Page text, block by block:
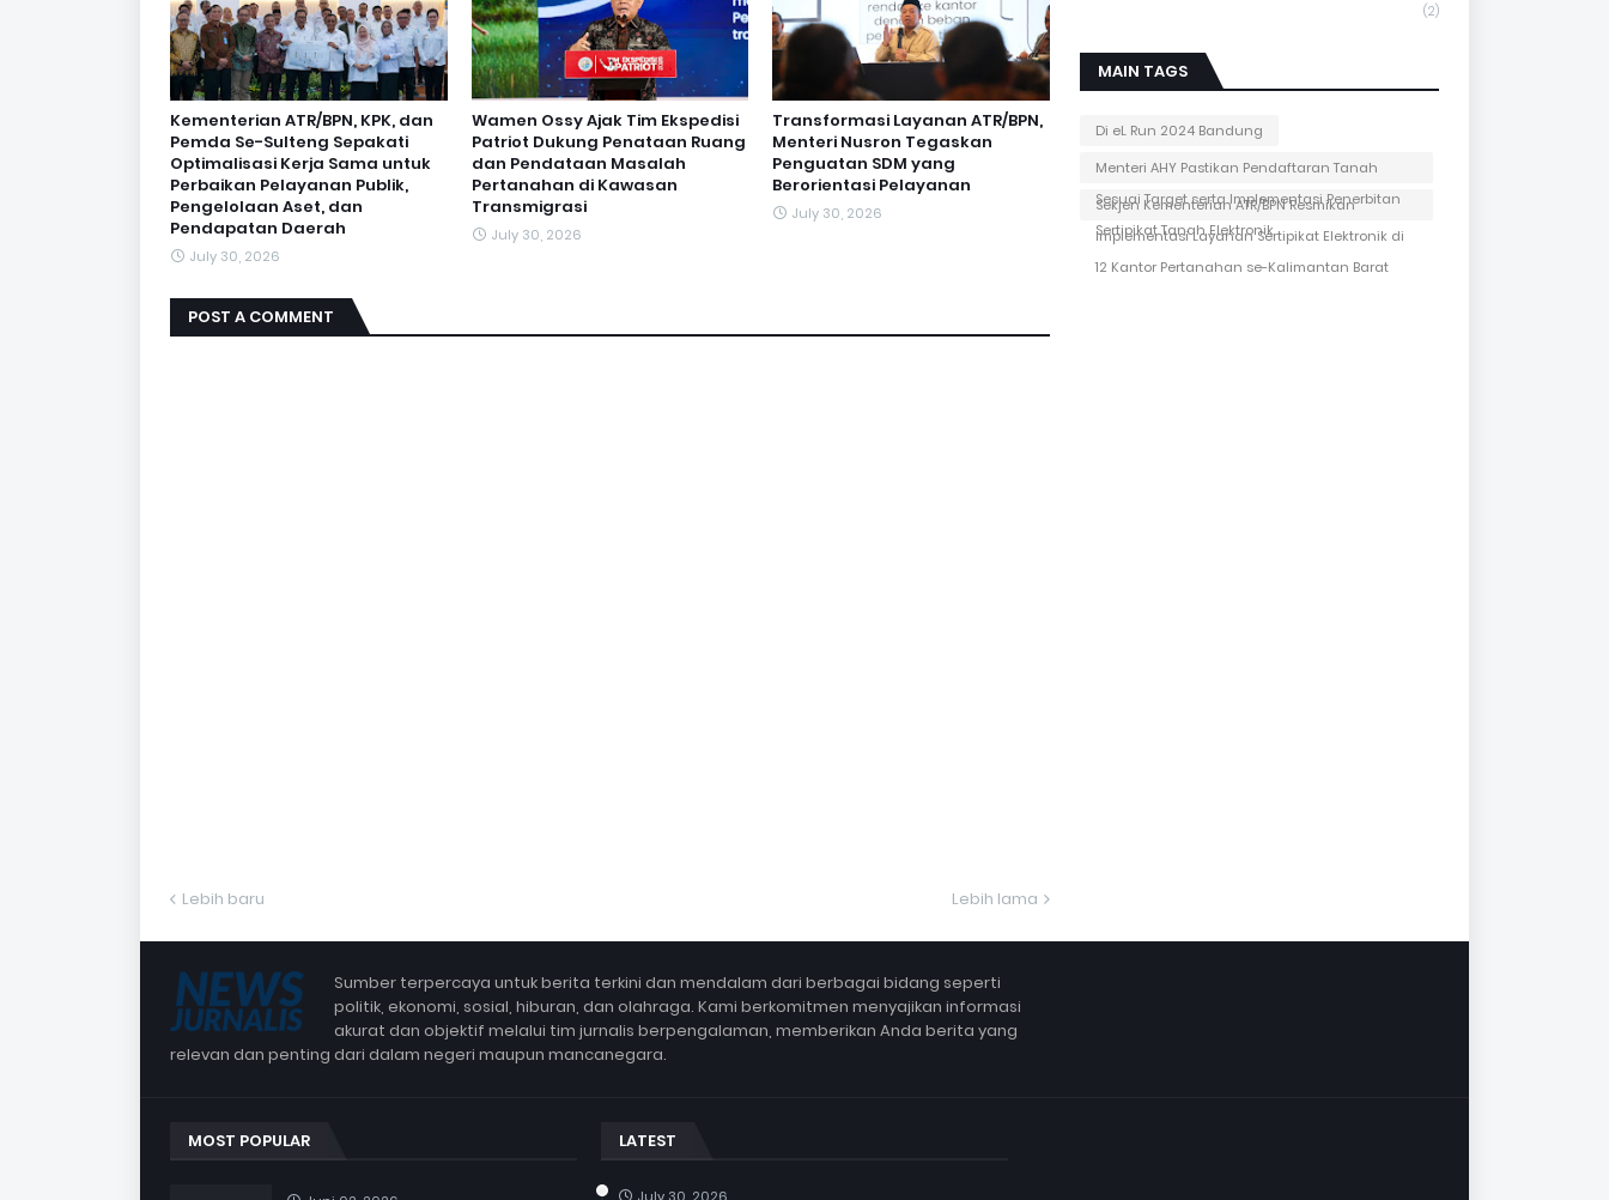
Kementerian ATR/BPN, KPK, dan
Pemda Se-Sulteng Sepakati
Optimalisasi Kerja Sama untuk
Perbaikan Pelayanan Publik,
Pengelolaan Aset, dan
Pendapatan Daerah
July 30, 2026
Wamen Ossy Ajak Tim Ekspedisi
Patriot Dukung Penataan Ruang
dan Pendataan Masalah
Pertanahan di Kawasan
Transmigrasi
July 30, 2026
Transformasi Layanan ATR/BPN,
Menteri Nusron Tegaskan
Penguatan SDM yang
Berorientasi Pelayanan
July 30, 2026
POST A COMMENT
Lebih baru Lebih lama
(2)
MAIN TAGS
Di eL Run 2024 Bandung
Menteri AHY Pastikan Pendaftaran Tanah
Sesuai Target serta Implementasi Penerbitan
Sertipikat Tanah Elektronik
Sekjen Kementerian ATR/BPN Resmikan
Implementasi Layanan Sertipikat Elektronik di
12 Kantor Pertanahan se-Kalimantan Barat
Sumber terpercaya untuk berita terkini dan mendalam dari berbagai bidang seperti
politik, ekonomi, sosial, hiburan, dan olahraga. Kami berkomitmen menyajikan informasi
akurat dan objektif melalui tim jurnalis berpengalaman, memberikan Anda berita yang
relevan dan penting dari dalam negeri maupun mancanegara.
MOST POPULAR LATEST